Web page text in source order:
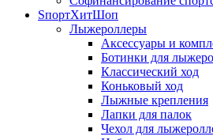
SпортХитШоп
Лыжероллеры
Аксессуары и
Ботинки для
Классический ход
Коньковый ход
Лыжные крепления
Лапки для палок
Чехол для